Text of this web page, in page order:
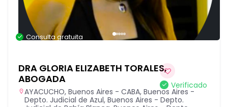
Consulta gratuita
DRA GLORIA ELIZABETH TORALES,
ABOGADA
AYACUCHO, Buenos Aires - CABA, Buenos Aires -
Depto. Judicial de Azul, Buenos Aires - Depto.
Verificado